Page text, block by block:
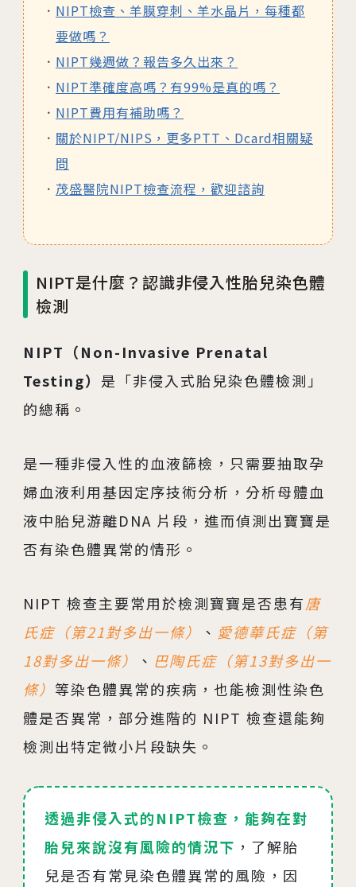
NIPT檢查、羊膜穿刺、羊水晶片，每種都
要做嗎？
NIPT幾週做？報告多久出來？
NIPT準確度高嗎？有99%是真的嗎？
NIPT費用有補助嗎？
關於NIPT/NIPS，更多PTT、Dcard相關疑
問
茂盛醫院NIPT檢查流程，歡迎諮詢
NIPT是什麼？認識非侵入性胎兒染色體
檢測
NIPT（Non-Invasive Prenatal
Testing） 是「非侵入式胎兒染色體檢測」
的總稱。
是一種非侵入性的血液篩檢，只需要抽取孕
婦血液利用基因定序技術分析，分析母體血
液中胎兒游離DNA 片段，進而偵測出寶寶是
否有染色體異常的情形。
NIPT 檢查主要常用於檢測寶寶是否患有唐
氏症（第21對多出一條）
、 愛德華氏症（第
18對多出一條）
、 巴陶氏症（第13對多出一
條） 等染色體異常的疾病，也能檢測性染色
體是否異常，部分進階的 NIPT 檢查還能夠
檢測出特定微小片段缺失。
透過非侵入式的NIPT檢查，能夠在對
胎兒來說沒有風險的情況下 ，了解胎
兒是否有常見染色體異常的風險，因